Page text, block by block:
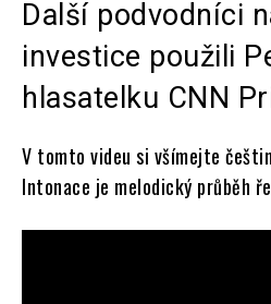
Další podvodníci
investice použili
hlasatelku CNN
V tomto videu si všímejte
Intonace je melodický průběh